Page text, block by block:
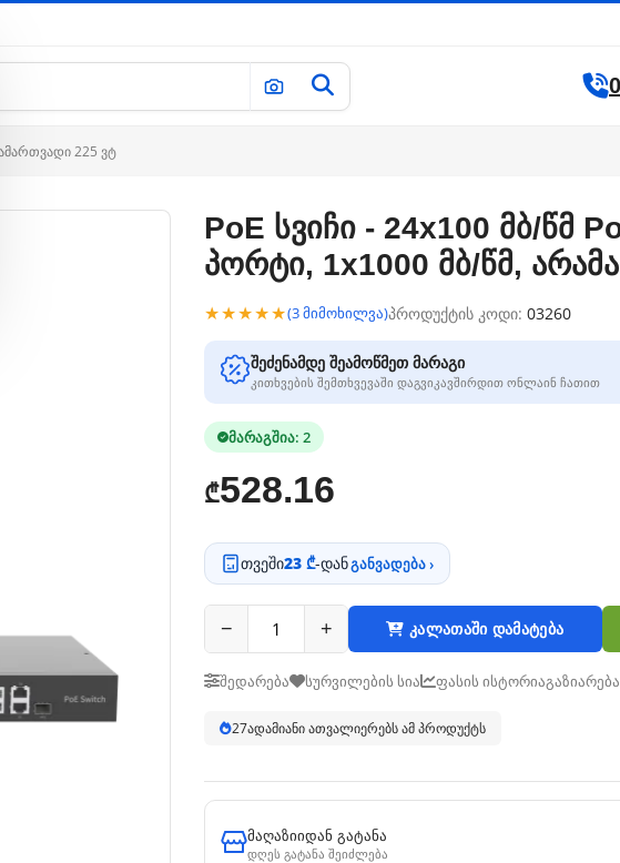
225 ვტ
PoE სვიჩი - 24x100 მბ/წმ
პორტი, 1x1000 მბ/წმ,
★★★★★(3 მიმოხილვა)პროდუქტის კოდი: 03260
შეძენამდე შეამოწმეთ მარაგი
კითხვების შემთხვევაში დაგვიკავშირდით ონლაინ ჩათით
მარაგშია: 2
₾528.16
თვეში23 ₾-დანგანვადება ›
− + კალათაში დამატება
შედარება სურვილების სია ფასის ისტორია
26ადამიანი ათვალიერებს ამ პროდუქტს
მაღაზიიდან გატანა
დღეს გატანა შეიძლება